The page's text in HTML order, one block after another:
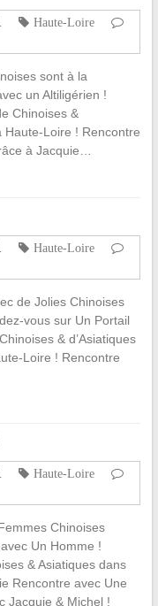
Haute-Loire
sont à la
un Altiligérien !
Chinoises &
Haute-Loire ! Rencontre
à Jacquie…
Haute-Loire
de Jolies Chinoises
vous sur Un Portail
& d’Asiatiques
Loire ! Rencontre
Haute-Loire
Chinoises
Un Homme !
& Asiatiques dans
Rencontre avec Une
Jacquie & Michel !